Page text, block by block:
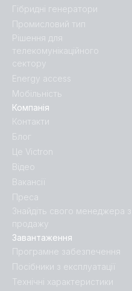
Завантаження
Програмне забезпечення
Посібники з експлуатації
Технічні характеристики
Гібридні генератори
Промисловий тип
Рішення для
телекомунікаційного
сектору
Energy access
Мобільність
Компанія
Контакти
Блог
Це Victron
Відео
Вакансії
Преса
Знайдіть свого менеджера з
продажу